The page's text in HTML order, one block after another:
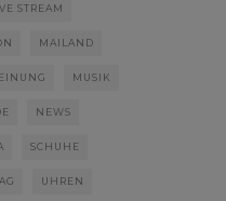
STREAM
MAILAND
MUSIK
NEWS
SCHUHE
UHREN